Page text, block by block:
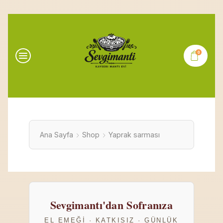
0
Ana Sayfa Shop Yaprak sarması
Sevgimantı'dan Sofranıza
EL EMEĞI · KATKISIZ · GÜNLÜK